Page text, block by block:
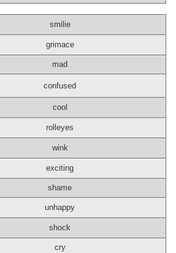
smilie
grimace
mad
confused
cool
rolleyes
wink
exciting
shame
unhappy
shock
cry